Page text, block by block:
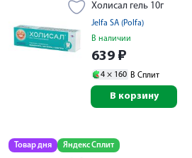
Холисал гель 10г
Jelfa SA (Polfa)
В наличии
639 ₽
4 × 160 В Сплит
В корзину
Товар дня Яндекс Сплит